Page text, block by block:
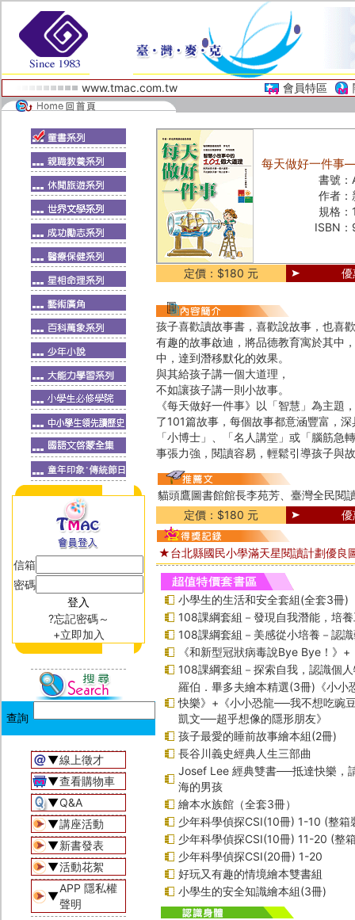
www.tmac.com.tw 會員特區
信箱
密碼
?忘記密碼～
+立即加入
▼線上徵才
▼查看購物車
▼Q&A
▼講座活動
▼新書發表
▼活動花絮
▼
APP 隱私權
聲明
每天做好一件事
書號：
作者：
規格：
ISBN：
定價：$180 元
孩子喜歡讀故事書，喜歡說故事，也喜
有趣的故事啟迪，將品德教育寓於其中
中，達到潛移默化的效果。
與其給孩子講一個大道理，
不如讓孩子講一則小故事。
《每天做好一件事》以「智慧」為主
了101篇故事，每個故事都意涵豐富，
「小博士」、「名人講堂」或「腦筋
事張力強，閱讀容易，輕鬆引導孩子與
貓頭鷹圖書館館長李苑芳、臺灣全民閱
定價：$180 元
★台北縣國民小學滿天星閱讀計劃優良
小學生的生活和安全套組(全套3冊)
108課綱套組－發現自我潛能，培
108課綱套組－美感從小培養－認
《和新型冠狀病毒說Bye Bye！》
108課綱套組－探索自我，認識個
羅伯．畢多夫繪本精選(3冊)《小小
快樂》+《小小恐龍──我不想吃豌
凱文──超乎想像的隱形朋友》
孩子最愛的睡前故事繪本組(2冊)
長谷川義史經典人生三部曲
Josef Lee 經典雙書──抵達快樂，
海的男孩
繪本水族館（全套3冊）
少年科學偵探CSI(10冊) 1-10 (整箱
少年科學偵探CSI(10冊) 11-20 (整
少年科學偵探CSI(20冊) 1-20
好玩又有趣的情境繪本雙書組
小學生的安全知識繪本組(3冊)